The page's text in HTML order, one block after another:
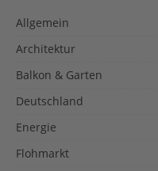
Allgemein
Architektur
Balkon & Garten
Deutschland
Energie
Flohmarkt